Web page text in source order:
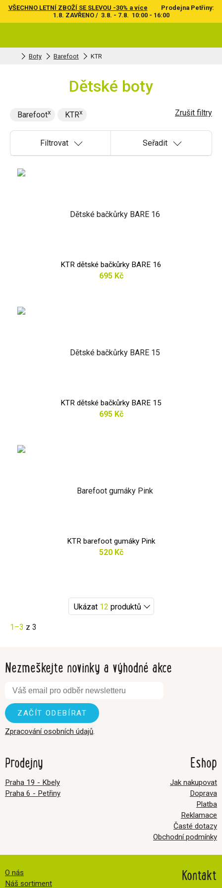
VŠECHNO LETNÍ ZBOŽÍ SE SLEVOU -30% a více
Prodejna Petřiny:
1.8. ZAVŘENO / 3.8. - 7.8. 10:00 - 16:00
Boty Barefoot KTR
Dětské boty
Barefoot KTR Zrušit filtry
Filtrovat Seřadit
KTR dětské bačkůrky BARE 16
695 Kč
KTR dětské bačkůrky BARE 15
695 Kč
KTR barefoot gumáky Pink
520 Kč
Ukázat 12 produktů
1–3 z 3
Nezmeškejte novinky a výhodné akce
Zpracování osobních údajů.
Prodejny
Praha 19 - Kbely
Praha 6 - Petřiny
Kontakt
Eshop
Jak nakupovat
Doprava
Platba
Reklamace
Časté dotazy
Obchodní podmínky
O nás
Náš sortiment